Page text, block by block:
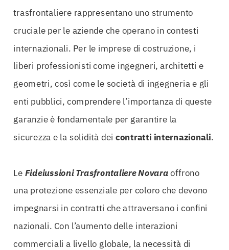
trasfrontaliere rappresentano uno strumento
cruciale per le aziende che operano in contesti
internazionali. Per le imprese di costruzione, i
liberi professionisti come ingegneri, architetti e
geometri, così come le società di ingegneria e gli
enti pubblici, comprendere l’importanza di queste
garanzie è fondamentale per garantire la
sicurezza e la solidità dei contratti internazionali.
Le Fideiussioni Trasfrontaliere Novaraoffrono
una protezione essenziale per coloro che devono
impegnarsi in contratti che attraversano i confini
nazionali. Con l’aumento delle interazioni
commerciali a livello globale, la necessità di